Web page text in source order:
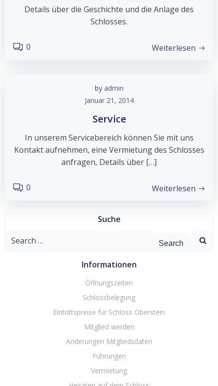
Details über die Geschichte und die Anlage des
Schlosses.
0 Weiterlesen
by admin
Januar 21, 2014
Service
In unserem Servicebereich können Sie mit uns
Kontakt aufnehmen, eine Vermietung des Schlosses
anfragen, Details über […]
0 Weiterlesen
Suche
Search
Informationen
Öffnungszeiten
Schlossbelegung
Eintrittspreise für Schloss Oberstein
Mitglied werden
Änderungen Mitgliedsdaten
Führungen
Vermietung